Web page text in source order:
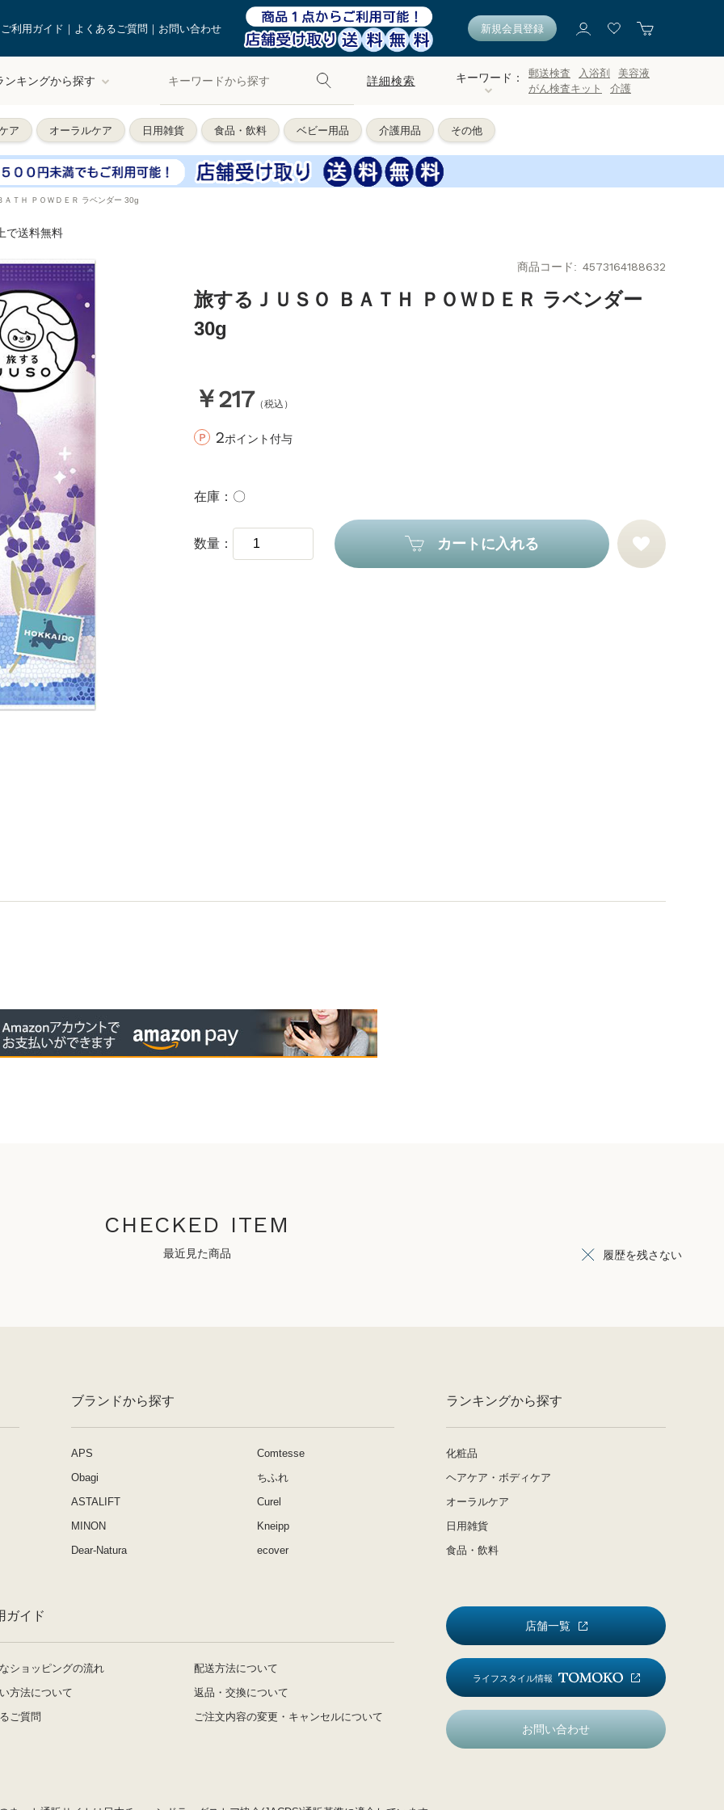
ご利用ガイド よくあるご質問 お問い合わせ 新規会員登録
ンキングから探す 詳細検索 キーワード： 郵送検査 入浴剤
美容液
がん検査キット
介護
ア オーラルケア 日用雑貨 食品・飲料 ベビー用品 介護用品 その他
ＡＴＨ ＰＯＷＤＥＲ ラベンダー 30g
で送料無料
商品コード 4573164188632
旅するＪＵＳＯ ＢＡＴＨ ＰＯＷＤＥＲ ラベンダー
30g
￥217 （税込）
2ポイント付与
在庫 〇
数量 カートに入れる
CHECKED ITEM
最近見た商品 履歴を残さない
ブランドから探す
APS
Comtesse
Obagi
ちふれ
ASTALIFT
Curel
MINON
Kneipp
Dear-Natura
ecover
ランキングから探す
化粧品
ヘアケア・ボディケア
オーラルケア
日用雑貨
食品・飲料
ガイド
ショッピングの流れ
配送方法について
方法について
返品・交換について
ご質問
ご注文内容の変更・キャンセルについて
店舗一覧
ライフスタイル情報
お問い合わせ